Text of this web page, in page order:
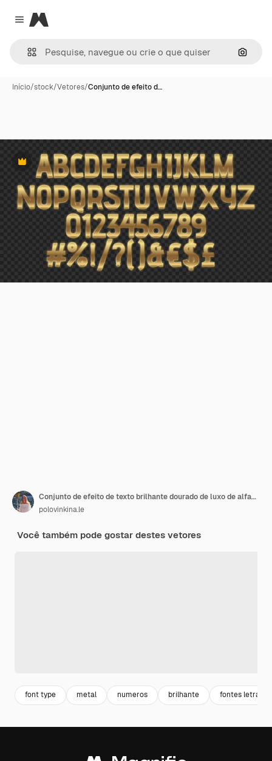
Close menu
Magnific
Início/stock/Vetores/Conjunto de efeito d…
Premium
Conjunto de efeito de texto brilhante dourado de luxo de alfabetos e números.
polovinkina.le
Você também pode gostar destes vetores
font type metal numeros brilhante fontes letras